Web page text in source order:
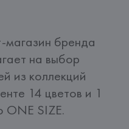
на выбор
из коллекций
14 цветов и 1
ONE SIZE.